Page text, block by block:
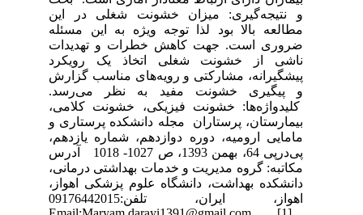
و نتیجه‌گیری: میزان خشونت شغلی در این
مطالعه بالا بود لذا توجه ویژه به این مسئله
ضروری است. جهت کاهش خطرات و تهدیدات
ناشی از خشونت شغلی اتخاذ یک رویکرد
پیشگیرانه، مشارکتی و رویه‌های مناسب گزارش
و پیگیری خشونت مفید به نظر می‌رسد.
کلیدواژه‌ها: خشونت فیزیکی، خشونت کلامی،
بیمارستان، پرستاران مجله دانشکده پرستاری و
مامایی ارومیه، دوره دوازدهم، شماره یازدهم،
پی‌درپی 64، بهمن 1393، ص 1027- 1018 آدرس
مکاتبه: گروه مدیریت و خدمات بهداشتی درمانی،
دانشکده بهداشت، دانشگاه علوم پزشکی اهواز،
اهواز، ایران، تلفن:09176442015